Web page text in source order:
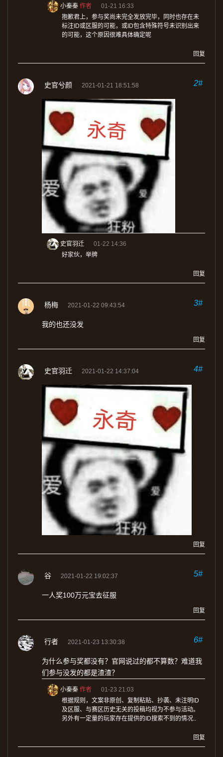
小秦秦 作者
01-21 16:33
抱歉君上，参与奖尚未完全发放完毕，同时也存在未
标注ID或区服的可能，或ID包含特殊符号未识别出来
的可能，这个原因很难具体确定呢
回复
史官兮颜 2021-01-21 18:51:58 2#
史官羽迁
01-22 14:36
好家伙，举牌
回复
杨梅 2021-01-22 09:43:54 3#
我的也还没发
回复
史官羽迁 2021-01-22 14:37:04 4#
回复
谷 2021-01-22 19:02:37 5#
一人奖100万元宝去征服
回复
行者 2021-01-23 13:30:38 6#
为什么参与奖都没有？官网说过的都不算数？难道我
们参与没发的都是渣渣？
小秦秦 作者
01-23 21:03
根据规则，文案非原创、复制粘贴、抄袭、未注明ID
及区服、与赛区历史无关的投稿均视为不参与活动。
另外有一定量的玩家存在提供的ID搜索不到的情况..
回复